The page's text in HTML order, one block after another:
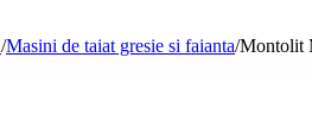
/Masini de taiat gresie si faianta/Montolit